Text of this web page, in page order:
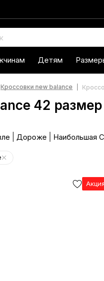
Детям
Кроссовки new balance
42 размер
Дороже Наибольшая
Акция